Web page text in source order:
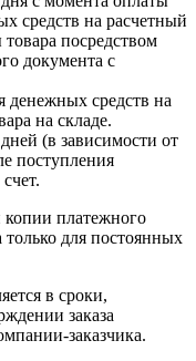
средств на расчетный
посредством
документа с
денежных средств на
на складе.
(в зависимости от
поступления
копии платежного
для постоянных
в сроки,
заказа
заказчика.